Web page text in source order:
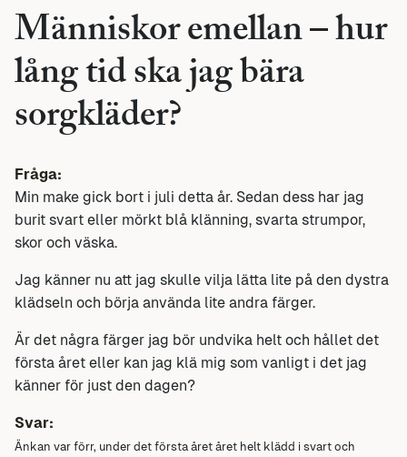
Människor emellan – hur
lång tid ska jag bära
sorgkläder?
Fråga:
Min make gick bort i juli detta år. Sedan dess har jag
burit svart eller mörkt blå klänning, svarta strumpor,
skor och väska.
Jag känner nu att jag skulle vilja lätta lite på den dystra
klädseln och börja använda lite andra färger.
Är det några färger jag bör undvika helt och hållet det
första året eller kan jag klä mig som vanligt i det jag
känner för just den dagen?
Svar:
Änkan var förr, under det första året året helt klädd i svart och